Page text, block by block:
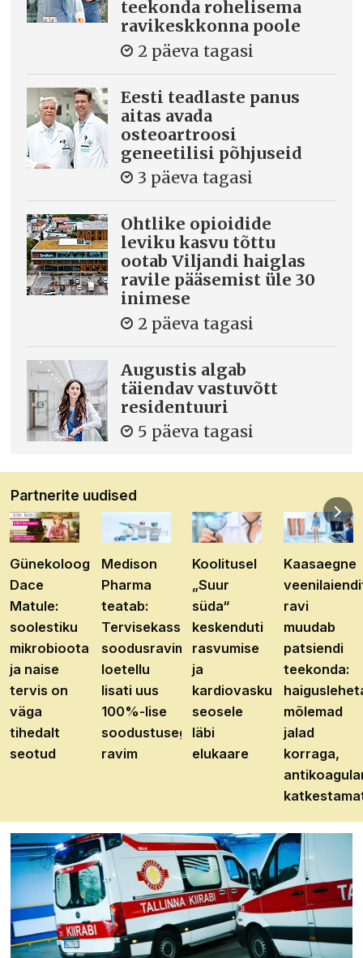
teekonda rohelisema
ravikeskkonna poole
2 päeva tagasi
Eesti teadlaste panus
aitas avada
osteoartroosi
geneetilisi põhjuseid
3 päeva tagasi
Ohtlike opioidide
leviku kasvu tõttu
ootab Viljandi haiglas
ravile pääsemist üle 30
inimese
2 päeva tagasi
Augustis algab
täiendav vastuvõtt
residentuuri
5 päeva tagasi
Partnerite uudised
Günekoloog
Dace
Matule:
soolestiku
mikrobioota
ja naise
tervis on
väga
tihedalt
seotud
Medison
Pharma
teatab:
Tervisekassa
soodusravimite
loetellu
lisati uus
100%-lise
soodustusega
ravim
Koolitusel
„Suur
süda“
keskenduti
rasvumise
ja
kardiovaskulaarhaiguste
seosele
läbi
elukaare
Kaasaegne
ravi
muudab
patsiendi
teekonda:
mõlemad
jalad
korraga,